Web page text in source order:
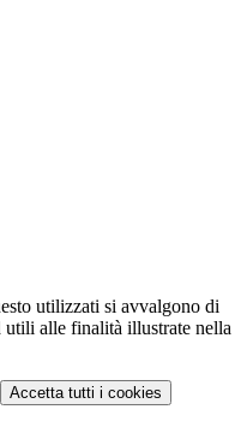
utilizzati si avvalgono di
utili alle finalità illustrate nella
Accetta tutti i cookies